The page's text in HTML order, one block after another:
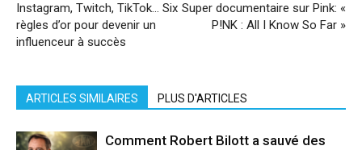
Instagram, Twitch, TikTok… Six
règles d’or pour devenir un
influenceur à succès
Super documentaire sur Pink: «
P!NK : All I Know So Far »
ARTICLES SIMILAIRES PLUS D'ARTICLES
Comment Robert Bilott a sauvé des